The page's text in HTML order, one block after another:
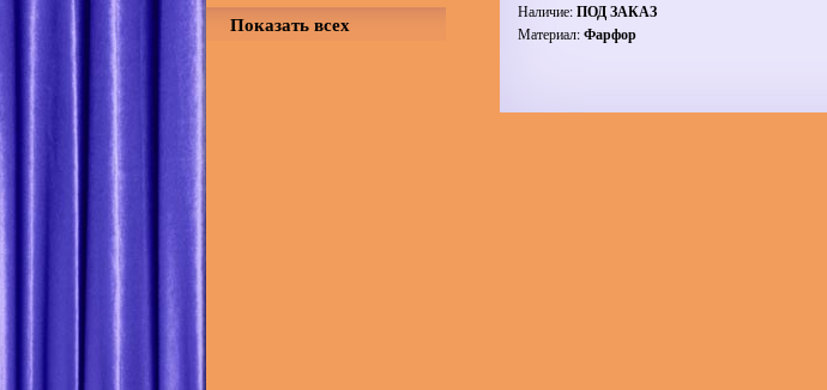
Наличие:ПОД ЗАКАЗ
Материал:Фарфор
Показать всех